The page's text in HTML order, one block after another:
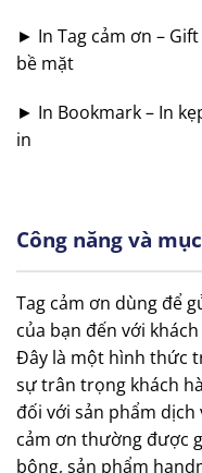
► In Tag cảm ơn –
bề mặt
► In Bookmark – In
in
Công năng và
Tag cảm ơn dùng để
của bạn đến với
Đây là một hình thức
sự trân trọng khách
đối với sản phẩm dịch
cảm ơn thường được
bông, sản phẩm